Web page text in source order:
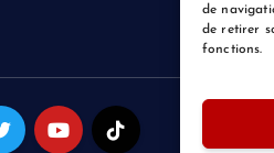
de
de retirer
fonctions.